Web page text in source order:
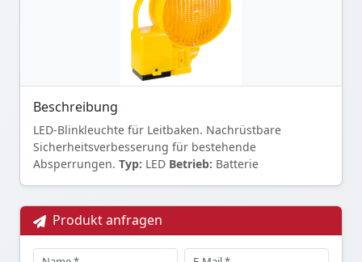
Beschreibung
LED-Blinkleuchte für Leitbaken. Nachrüstbare
Sicherheitsverbesserung für bestehende
Absperrungen. Typ: LED Betrieb: Batterie
Produkt anfragen